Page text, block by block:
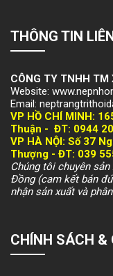
THÔNG TIN
CÔNG TY TNHH TM
Website:
Email:
VP HỒ CHÍ MINH:
Thuận - ĐT: 0944
VP HÀ NỘI: Số 37
Thượng - ĐT: 039
Chúng tôi chuyên
Đồng (cam kết bán
nhận sản xuất và
CHÍNH SÁCH &